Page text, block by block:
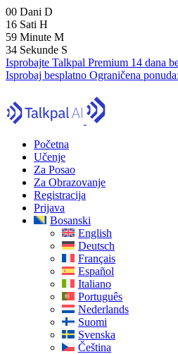
00 Dani D
16 Sati H
59 Minute M
33 Sekunde S
Isprobajte Talkpal Premium 14 dana
Isprobaj besplatno Ograničena ponuda:
Početna
Učenje
Za Posao
Za Obrazovanje
Registracija
Prijava
Bosanski
English
Deutsch
Français
Español
Italiano
Português
Nederlands
Suomi
Svenska
Čeština